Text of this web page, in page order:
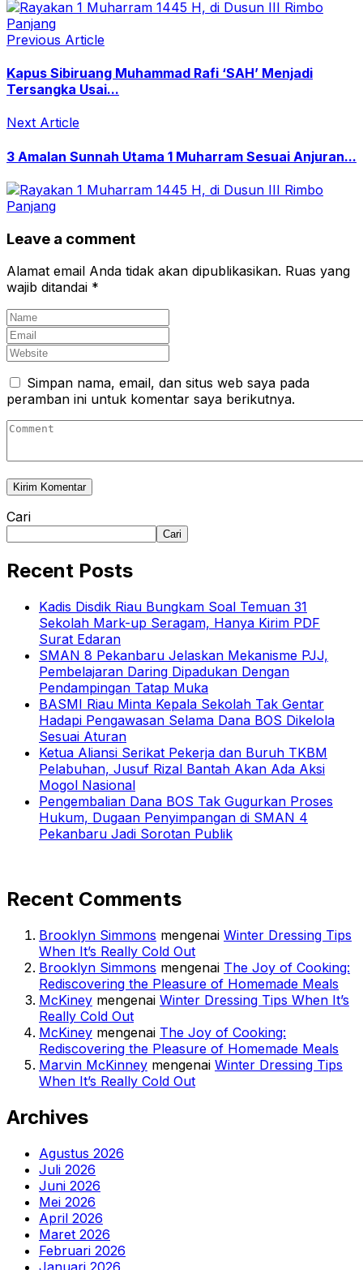
Previous Article
Kapus Sibiruang Muhammad Rafi ‘SAH’ Menjadi
Tersangka Usai...
Next Article
3 Amalan Sunnah Utama 1 Muharram Sesuai Anjuran...
Leave a comment
Alamat email Anda tidak akan dipublikasikan. Ruas yang
wajib ditandai *
Simpan nama, email, dan situs web saya pada
peramban ini untuk komentar saya berikutnya.
Cari
Cari
Recent Posts
Kadis Disdik Riau Bungkam Soal Temuan 31
Sekolah Mark-up Seragam, Hanya Kirim PDF
Surat Edaran
SMAN 8 Pekanbaru Jelaskan Mekanisme PJJ,
Pembelajaran Daring Dipadukan Dengan
Pendampingan Tatap Muka
BASMI Riau Minta Kepala Sekolah Tak Gentar
Hadapi Pengawasan Selama Dana BOS Dikelola
Sesuai Aturan
Ketua Aliansi Serikat Pekerja dan Buruh TKBM
Pelabuhan, Jusuf Rizal Bantah Akan Ada Aksi
Mogol Nasional
Pengembalian Dana BOS Tak Gugurkan Proses
Hukum, Dugaan Penyimpangan di SMAN 4
Pekanbaru Jadi Sorotan Publik
Recent Comments
Brooklyn Simmons mengenai Winter Dressing Tips
When It’s Really Cold Out
Brooklyn Simmons mengenai The Joy of Cooking:
Rediscovering the Pleasure of Homemade Meals
McKiney mengenai Winter Dressing Tips When It’s
Really Cold Out
McKiney mengenai The Joy of Cooking:
Rediscovering the Pleasure of Homemade Meals
Marvin McKinney mengenai Winter Dressing Tips
When It’s Really Cold Out
Archives
Agustus 2026
Juli 2026
Juni 2026
Mei 2026
April 2026
Maret 2026
Februari 2026
Januari 2026